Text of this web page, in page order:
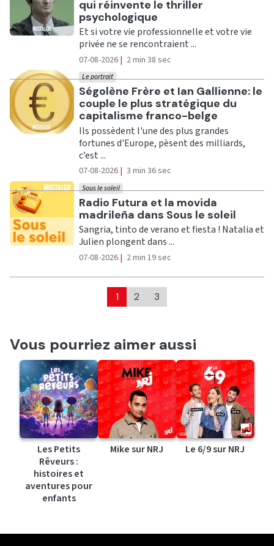
qui réinvente le thriller
psychologique
Et si votre vie professionnelle et votre vie
privée ne se rencontraient ...
07-08-2026 | 2 min 38 sec
Ecouter
Ségolène Frère et Ian Gallienne: le
couple le plus stratégique du
capitalisme franco-belge
Le portrait
Ils possèdent l'une des plus grandes
fortunes d'Europe, pèsent des milliards,
c’est ...
07-08-2026 | 3 min 36 sec
Ecouter
Radio Futura et la movida
madrileña dans Sous le soleil
Sous le soleil
Sangria, tinto de verano et fiesta ! Natalia et
Julien plongent dans ...
07-08-2026 | 2 min 19 sec
1 2 3
Vous pourriez aimer aussi
Les Petits
Rêveurs :
histoires et
aventures pour
enfants
Mike sur NRJ Le 6/9 sur NRJ